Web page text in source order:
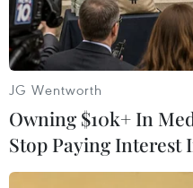
#Ti vi
#Tổng thống Syria
#Tấn công quân sự
#Fake News
#Tin tức
JG Wentworth
Owning $10k+ In
Stop Paying Interest